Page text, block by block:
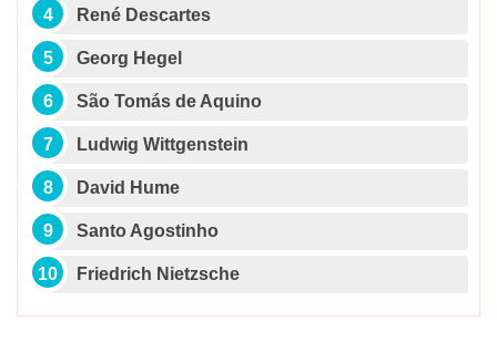
René Descartes
Georg Hegel
São Tomás de Aquino
Ludwig Wittgenstein
David Hume
Santo Agostinho
Friedrich Nietzsche